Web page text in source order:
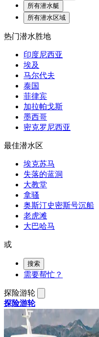
所有潜水艇
所有潜水区域
热门潜水胜地
印度尼西亚
埃及
马尔代夫
泰国
菲律宾
加拉帕戈斯
墨西哥
密克罗尼西亚
最佳潜水区
埃克苏马
失落的蓝洞
大教堂
拿骚
奥斯汀史密斯号沉船
老虎滩
大巴哈马
或
搜索
需要帮忙？
探险游轮
探险游轮